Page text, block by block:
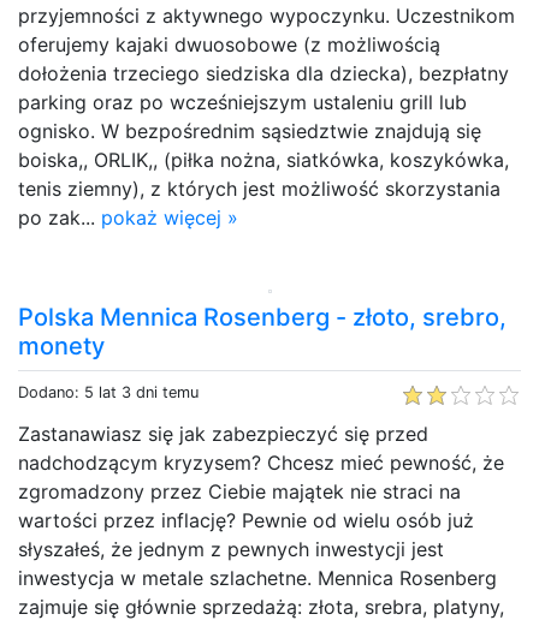
przyjemności z aktywnego wypoczynku. Uczestnikom
oferujemy kajaki dwuosobowe (z możliwością
dołożenia trzeciego siedziska dla dziecka), bezpłatny
parking oraz po wcześniejszym ustaleniu grill lub
ognisko. W bezpośrednim sąsiedztwie znajdują się
boiska,, ORLIK,, (piłka nożna, siatkówka, koszykówka,
tenis ziemny), z których jest możliwość skorzystania
po zak... pokaż więcej »
Polska Mennica Rosenberg - złoto, srebro,
monety
Dodano: 5 lat 3 dni temu
Zastanawiasz się jak zabezpieczyć się przed
nadchodzącym kryzysem? Chcesz mieć pewność, że
zgromadzony przez Ciebie majątek nie straci na
wartości przez inflację? Pewnie od wielu osób już
słyszałeś, że jednym z pewnych inwestycji jest
inwestycja w metale szlachetne. Mennica Rosenberg
zajmuje się głównie sprzedażą: złota, srebra, platyny,